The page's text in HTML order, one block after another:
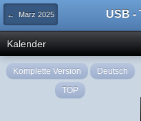
← März 2025
Kalender
Komplette Version
Deutsch
TOP